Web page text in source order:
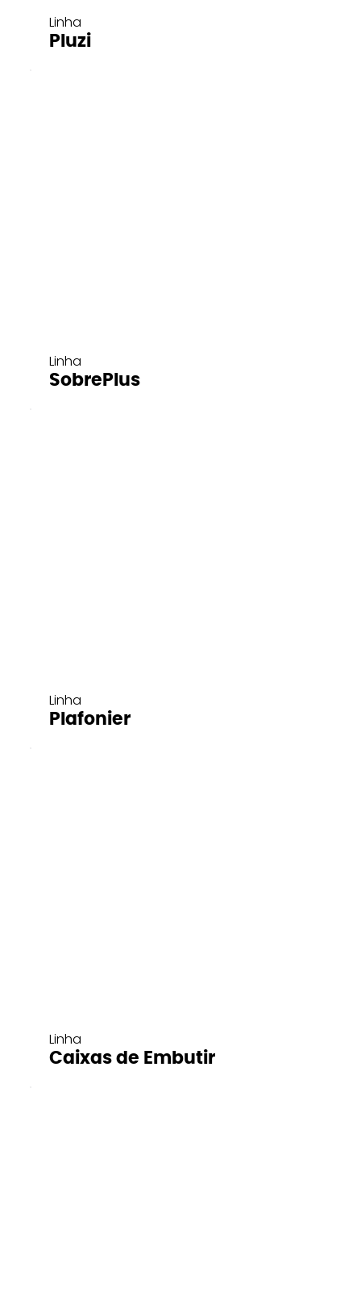
Linha
Pluzi
Linha
SobrePlus
Linha
Plafonier
Linha
Caixas de Embutir